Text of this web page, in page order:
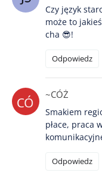
Czy język
może to
cha 😎!
Odpowiedz
~CÓŻ
Smakiem
płace, praca
Odpowiedz